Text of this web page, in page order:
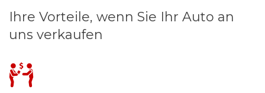
Ihre Vorteile, wenn Sie Ihr Auto an
uns verkaufen